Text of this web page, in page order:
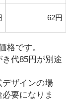
62円
格です。
代85円が別途
ザインの場
要になりま